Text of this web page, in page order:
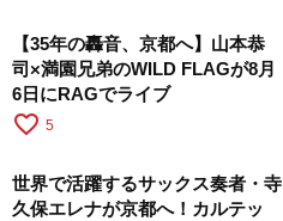
【35年の轟音、京都へ】山本恭
司×満園兄弟のWILD FLAGが8月
6日にRAGでライブ
favorite_border 5
世界で活躍するサックス奏者・寺
久保エレナが京都へ！カルテッ